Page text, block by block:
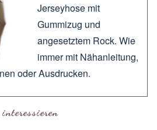
Jerseyhose mit
Gummizug und
angesetztem Rock. Wie
immer mit Nähanleitung,
oderAusdrucken.